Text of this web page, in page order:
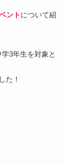
ント について紹
3年生を対象と
た！